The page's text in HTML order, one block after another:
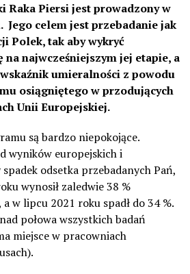
Raka Piersi jest prowadzony w
Jego celem jest przebadanie jak
Polek, tak aby wykryć
najwcześniejszym jej etapie, a
umieralności z powodu
osiągniętego w przodujących
Unii Europejskiej.
są bardzo niepokojące.
wyników europejskich i
odsetka przebadanych Pań,
wynosił zaledwie 38 %
w lipcu 2021 roku spadł do 34 %.
połowa wszystkich badań
miejsce w pracowniach